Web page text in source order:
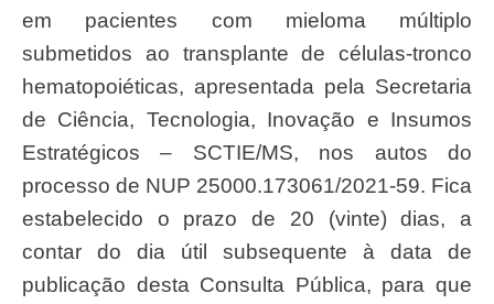
em pacientes com mieloma múltiplo
submetidos ao transplante de células-tronco
hematopoiéticas, apresentada pela Secretaria
de Ciência, Tecnologia, Inovação e Insumos
Estratégicos – SCTIE/MS, nos autos do
processo de NUP 25000.173061/2021-59. Fica
estabelecido o prazo de 20 (vinte) dias, a
contar do dia útil subsequente à data de
publicação desta Consulta Pública, para que